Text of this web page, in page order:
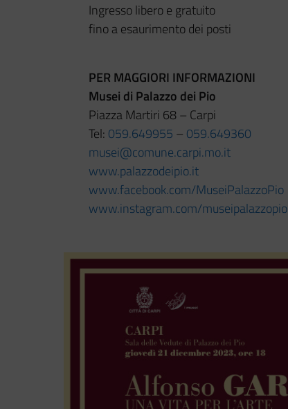
Ingresso libero e gratuito
fino a esaurimento dei posti
PER MAGGIORI INFORMAZIONI
Musei di Palazzo dei Pio
Piazza Martiri 68 – Carpi
Tel: 059.649955 – 059.649360
musei@comune.carpi.mo.it
www.palazzodeipio.it
www.facebook.com/MuseiPalazzoPio
www.instagram.com/museipalazzopio